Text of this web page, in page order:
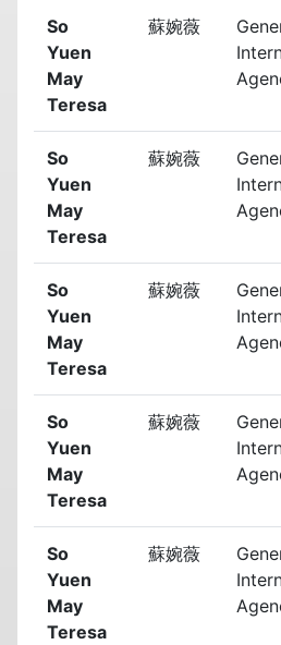
So
Yuen
May
Teresa
蘇婉薇
So
Yuen
May
Teresa
蘇婉薇
So
Yuen
May
Teresa
蘇婉薇
So
Yuen
May
Teresa
蘇婉薇
So
Yuen
May
Teresa
蘇婉薇